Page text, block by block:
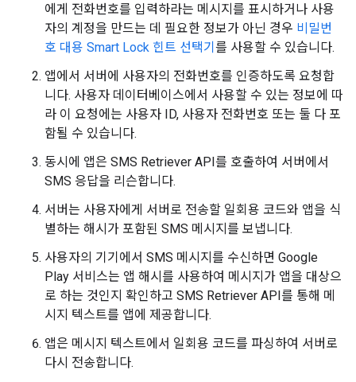
에게 전화번호를 입력하라는 메시지를 표시하거나 사용
자의 계정을 만드는 데 필요한 정보가 아닌 경우 비밀번
호 대용 Smart Lock 힌트 선택기 를 사용할 수 있습니다.
앱에서 서버에 사용자의 전화번호를 인증하도록 요청합
니다. 사용자 데이터베이스에서 사용할 수 있는 정보에 따
라 이 요청에는 사용자 ID, 사용자 전화번호 또는 둘 다 포
함될 수 있습니다.
동시에 앱은 SMS Retriever API를 호출하여 서버에서
SMS 응답을 리슨합니다.
서버는 사용자에게 서버로 전송할 일회용 코드와 앱을 식
별하는 해시가 포함된 SMS 메시지를 보냅니다.
사용자의 기기에서 SMS 메시지를 수신하면 Google
Play 서비스는 앱 해시를 사용하여 메시지가 앱을 대상으
로 하는 것인지 확인하고 SMS Retriever API를 통해 메
시지 텍스트를 앱에 제공합니다.
앱은 메시지 텍스트에서 일회용 코드를 파싱하여 서버로
다시 전송합니다.